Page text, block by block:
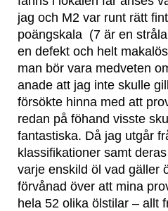
jag och M2 var runt rätt
poängskala (7 är en
en defekt och helt
man bör vara medveten
anade att jag inte skulle
försökte hinna med att
redan på föhand visste
fantastiska. Då jag utgår
klassifikationer samt
varje enskild öl vad gäller
förvånad över att mina
hela 52 olika ölstilar – allt